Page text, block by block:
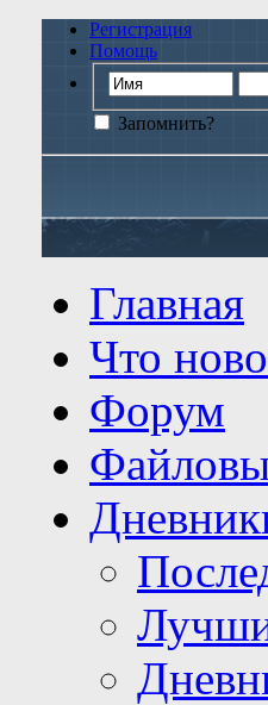
Регистрация
Помощь
Запомнить?
Главная
Что
Форум